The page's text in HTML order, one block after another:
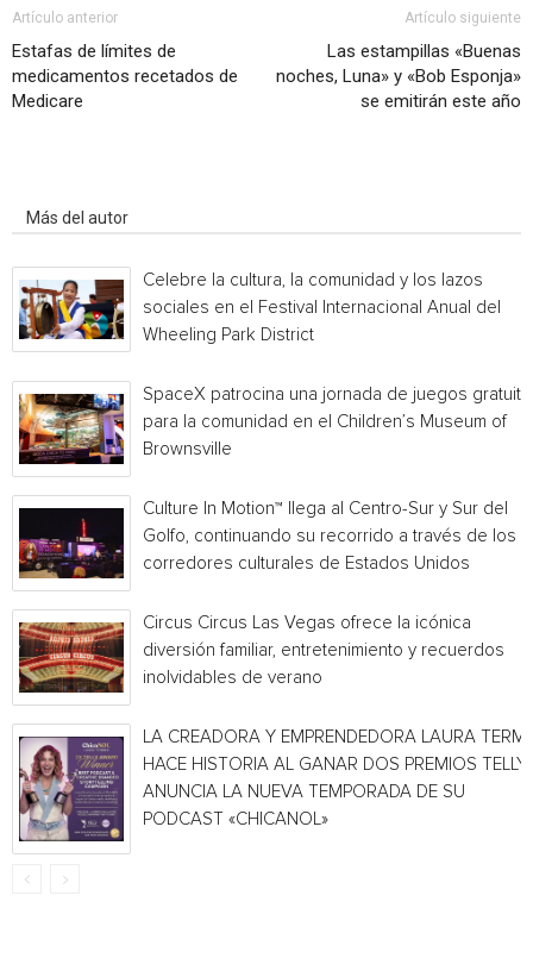
Artículo anterior
Estafas de límites de
medicamentos recetados de
Medicare
Artículo siguiente
Las estampillas «Buenas
noches, Luna» y «Bob Esponja»
se emitirán este año
Más del autor
Celebre la cultura, la comunidad y los lazos
sociales en el Festival Internacional Anual del
Wheeling Park District
SpaceX patrocina una jornada de juegos gratuita
para la comunidad en el Children’s Museum of
Brownsville
Culture In Motion™ llega al Centro-Sur y Sur del
Golfo, continuando su recorrido a través de los
corredores culturales de Estados Unidos
Circus Circus Las Vegas ofrece la icónica
diversión familiar, entretenimiento y recuerdos
inolvidables de verano
LA CREADORA Y EMPRENDEDORA LAURA
HACE HISTORIA AL GANAR DOS PREMIOS TELLY
ANUNCIA LA NUEVA TEMPORADA DE SU
PODCAST «CHICANOL»